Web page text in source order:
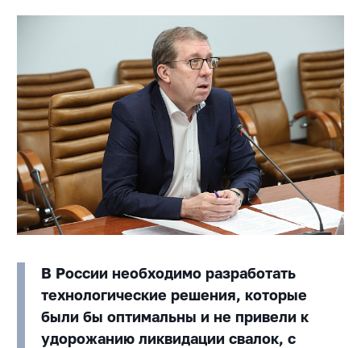
В России необходимо разработать
технологические решения, которые
были бы оптимальны и не привели к
удорожанию ликвидации свалок, с